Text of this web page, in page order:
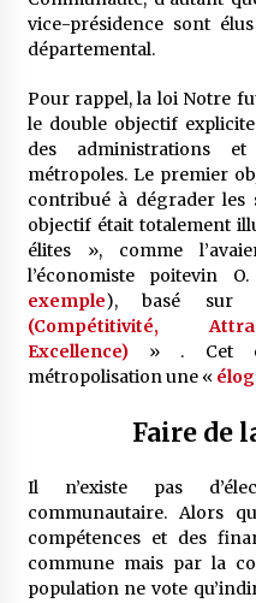
vice-présidence sont
départemental.
Pour rappel, la loi Notre
le double objectif
des administrations
métropoles. Le premier
contribué à dégrader les
objectif était totalement
élites », comme
l’économiste poitevin
exemple), basé
(Compétitivité,
Excellence)» . Cet
métropolisation une «
Faire de
Il n’existe pas
communautaire. Alors
compétences et des
commune mais par la
population ne vote